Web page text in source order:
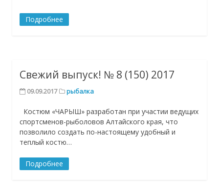
Подробнее
Свежий выпуск! № 8 (150) 2017
09.09.2017 рыбалка
Костюм «ЧАРЫШ» разработан при участии ведущих
спортсменов-рыболовов Алтайского края, что
позволило создать по-настоящему удобный и
теплый костю…
Подробнее